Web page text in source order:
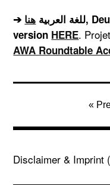
➔ للغة العربية هنا ,
version HERE.
AWA Roundtable
navigation
Disclaimer & Imprint